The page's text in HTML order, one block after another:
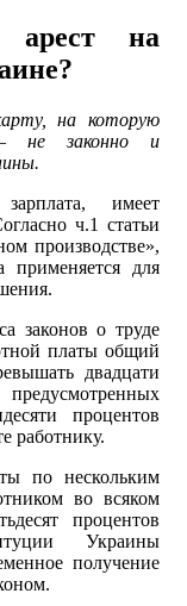
арест на
на которую
– не законно и
имеет
ч.1 статьи
производстве»,
применяется для
законов о труде
платы общий
двадцати
процентов
работнику.
по нескольким
во всяком
процентов
Украины
получение